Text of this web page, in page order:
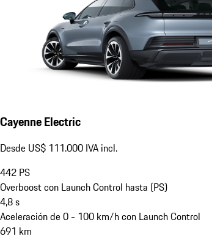
Cayenne Electric
Desde US$ 111.000 IVA incl.
442 PS
Overboost con Launch Control hasta (PS)
4,8s
Aceleración de 0 - 100 km/h con Launch Control
691 km